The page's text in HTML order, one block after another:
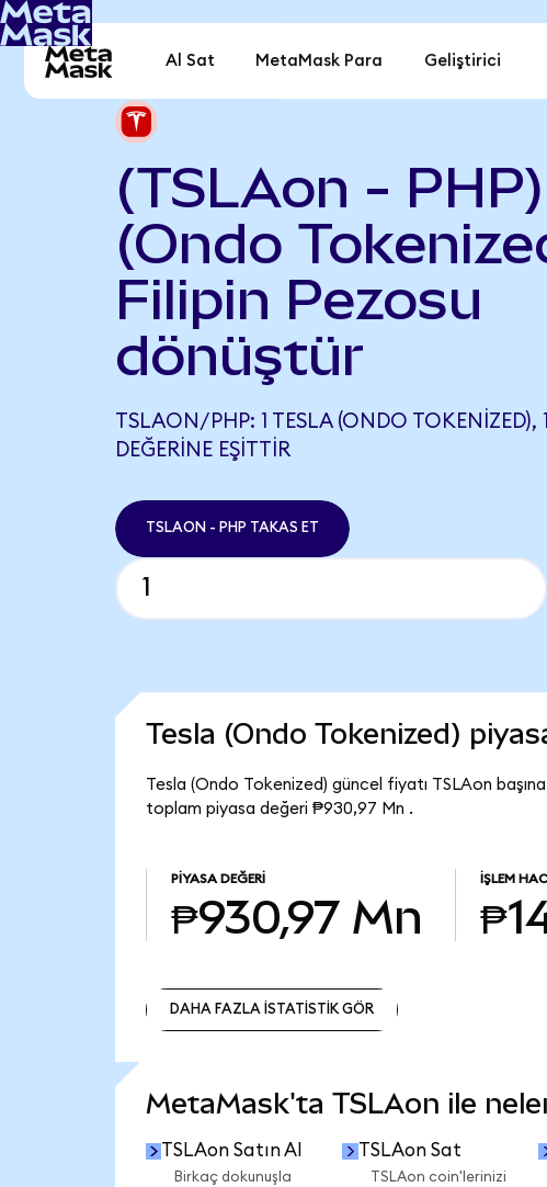
Al Sat MetaMask Para Geliştirici
(TSLAon -
(Ondo
Filipin Pezosu
dönüştür
TSLAON/PHP: 1 TESLA (ONDO TOKENIZED),
DEĞERINE EŞITTIR
TSLAON - PHP TAKAS ET
Tesla (Ondo Tokenized)
Tesla (Ondo Tokenized) güncel fiyatı TSLAon
toplam piyasa değeri ₱930,97 Mn .
PIYASA DEĞERI
₱930,97 Mn
İŞLEM
DAHA FAZLA İSTATİSTİK GÖR
MetaMask'ta TSLAon ile neler
TSLAon Satın Al
Birkaç dokunuşla
TSLAon Sat
TSLAon coin'lerinizi